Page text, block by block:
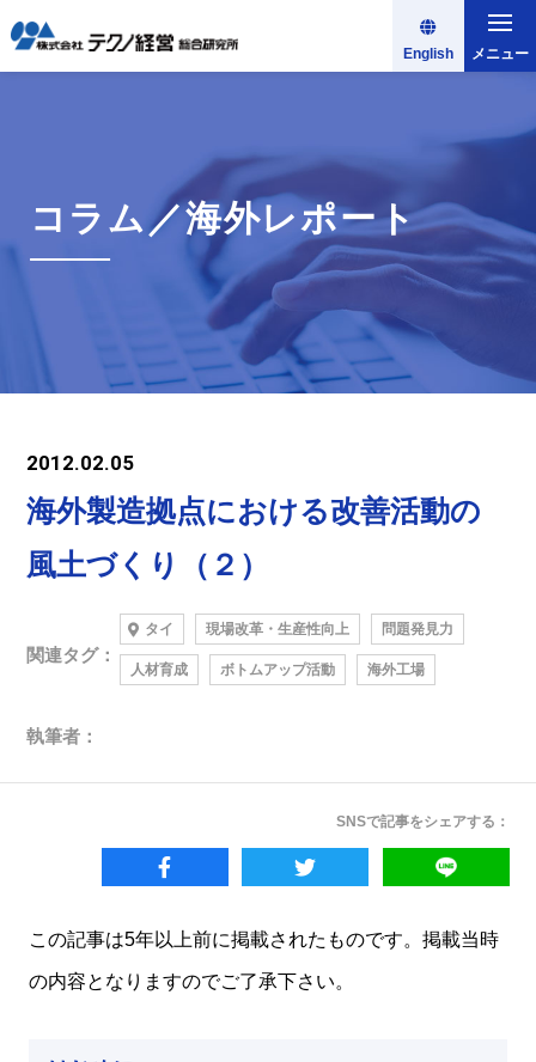
English メニュー
コラム／海外レポート
2012.02.05
海外製造拠点における改善活動の
風土づくり（２）
関連タグ：
タイ 現場改革・生産性向上 問題発見力
人材育成 ボトムアップ活動 海外工場
執筆者：
SNSで記事をシェアする：
この記事は5年以上前に掲載されたものです。掲載当時
の内容となりますのでご了承下さい。